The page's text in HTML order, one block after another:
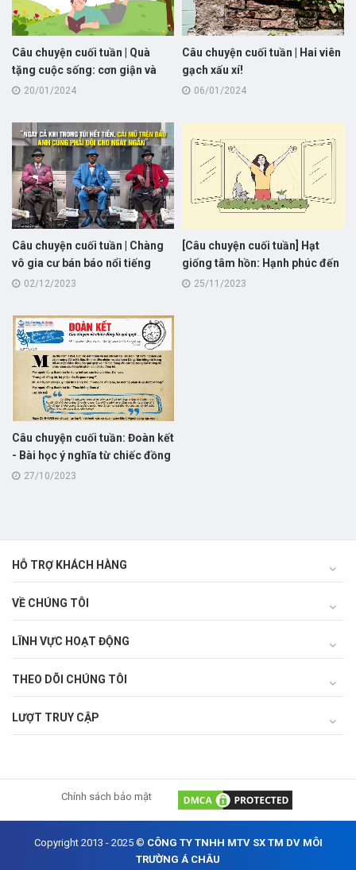
Câu chuyện cuối tuần | Quà
tặng cuộc sống: cơn giận và
những vết đinh!
20/01/2024
Câu chuyện cuối tuần | Hai viên
gạch xấu xí!
06/01/2024
Câu chuyện cuối tuần | Chàng
vô gia cư bán báo nổi tiếng
nhất New York!
02/12/2023
[Câu chuyện cuối tuần] Hạt
giống tâm hồn: Hạnh phúc đến
từ đâu?
25/11/2023
Câu chuyện cuối tuần: Đoàn kết
- Bài học ý nghĩa từ chiếc đồng
hồ quả quýt của Chủ tịch Hồ
27/10/2023
HỖ TRỢ KHÁCH HÀNG
VỀ CHÚNG TÔI
LĨNH VỰC HOẠT ĐỘNG
THEO DÕI CHÚNG TÔI
LƯỢT TRUY CẬP
Chính sách bảo mật
Copyright 2013 - 2025 © CÔNG TY TNHH MTV SX TM DV MÔI
TRƯỜNG Á CHÂU